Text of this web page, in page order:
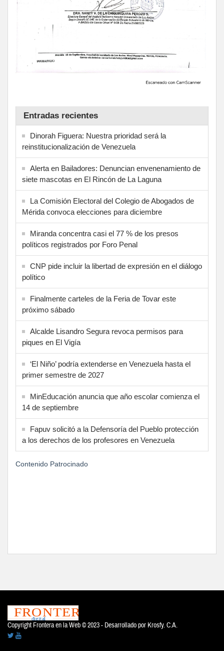
Entradas recientes
Dinorah Figuera: Nuestra prioridad será la
reinstitucionalización de Venezuela
Alerta en Bailadores: Denuncian envenenamiento de
siete mascotas en El Rincón de La Laguna
La Comisión Electoral del Colegio de Abogados de
Mérida convoca elecciones para diciembre
Miranda concentra casi el 77 % de los presos
políticos registrados por Foro Penal
CNP pide incluir la libertad de expresión en el diálogo
político
Finalmente carteles de la Feria de Tovar este
próximo sábado
Alcalde Lisandro Segura revoca permisos para
piques en El Vigía
‘El Niño’ podría extenderse en Venezuela hasta el
primer semestre de 2027
MinEducación anuncia que año escolar comienza el
14 de septiembre
Fapuv solicitó a la Defensoría del Pueblo protección
a los derechos de los profesores en Venezuela
Contenido Patrocinado
Copyright Frontera en la Web © 2023 - Desarrollado por Krosfy. C.A.